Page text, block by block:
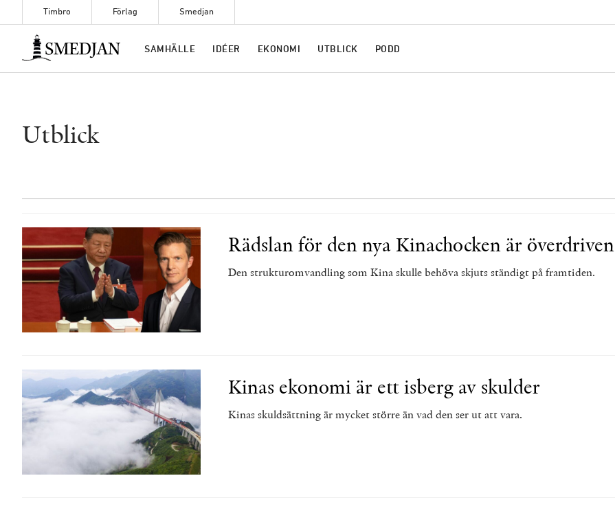
Timbro Förlag Smedjan
Timbro
SAMHÄLLE IDÉER EKONOMI UTBLICK PODD
Utblick
Rädslan för den nya Kinachocken är överdriven
Den strukturomvandling som Kina skulle behöva skjuts ständigt på framtiden.
Kinas ekonomi är ett isberg av skulder
Kinas skuldsättning är mycket större än vad den ser ut att vara.